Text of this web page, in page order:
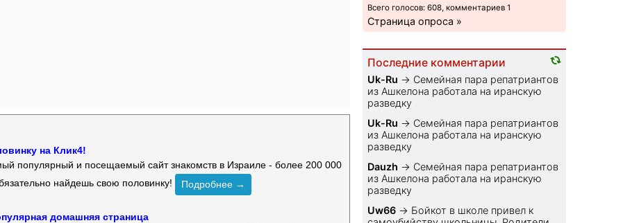
на Клик4!
популярный и посещаемый сайт знакомств в Израиле - более 200 000
найдешь свою половинку!
Подробнее →
домашняя страница
Всего голосов: 608, комментариев 1
Страница опроса »
Последние комментарии
Uk-Ru → Семейная пара репатриантов
из Ашкелона работала на иранскую
разведку
Uk-Ru → Семейная пара репатриантов
из Ашкелона работала на иранскую
разведку
Dauzh → Семейная пара репатриантов
из Ашкелона работала на иранскую
разведку
Uw66 → Бойкот в школе привел к